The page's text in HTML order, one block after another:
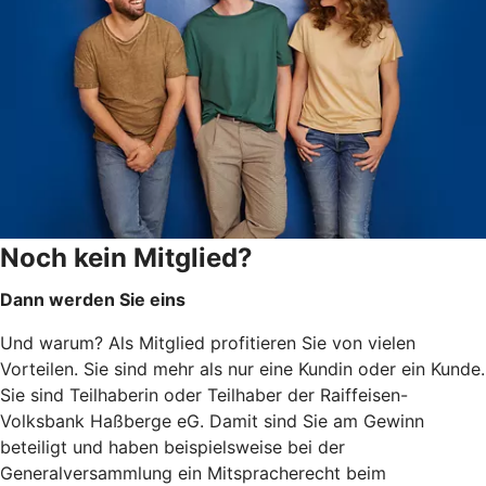
Noch kein Mitglied?
Dann werden Sie eins
Und warum? Als Mitglied profitieren Sie von vielen
Vorteilen. Sie sind mehr als nur eine Kundin oder ein Kunde.
Sie sind Teilhaberin oder Teilhaber der Raiffeisen-
Volksbank Haßberge eG. Damit sind Sie am Gewinn
beteiligt und haben beispielsweise bei der
Generalversammlung ein Mitspracherecht beim